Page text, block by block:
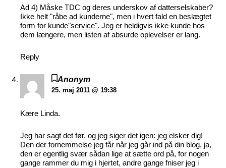
Ad 4) Måske TDC og deres underskov af datterselskaber?
Ikke helt "råbe ad kunderne", men i hvert fald en beslægtet
form for kunde"service". Jeg er heldigvis ikke kunde hos
dem længere, men listen af absurde oplevelser er lang.
Reply
Anonym
25. maj 2011 @ 19:38
Kære Linda.
Jeg har sagt det før, og jeg siger det igen: jeg elsker dig!
Den der fornemmelse jeg får når jeg går ind på din blog, ja,
den er egentlig svær sådan lige at sætte ord på, for nogen
gange rammer du mig i hjertet, andre gange fniser jeg i